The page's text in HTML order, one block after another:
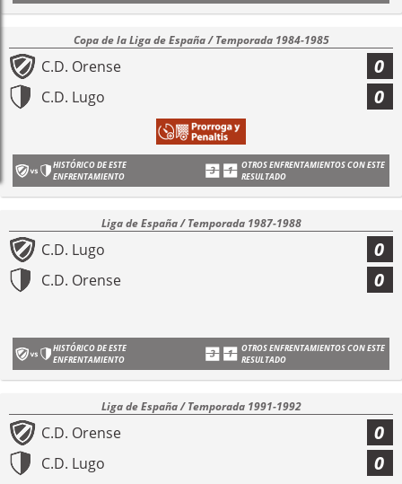
Copa de la Liga de España / Temporada 1984-1985
C.D. Orense 0
C.D. Lugo 0
HISTÓRICO DE ESTE
ENFRENTAMIENTO
OTROS ENFRENTAMIENTOS CON ESTE
RESULTADO
Liga de España / Temporada 1987-1988
C.D. Lugo 0
C.D. Orense 0
HISTÓRICO DE ESTE
ENFRENTAMIENTO
OTROS ENFRENTAMIENTOS CON ESTE
RESULTADO
Liga de España / Temporada 1991-1992
C.D. Orense 0
C.D. Lugo 0